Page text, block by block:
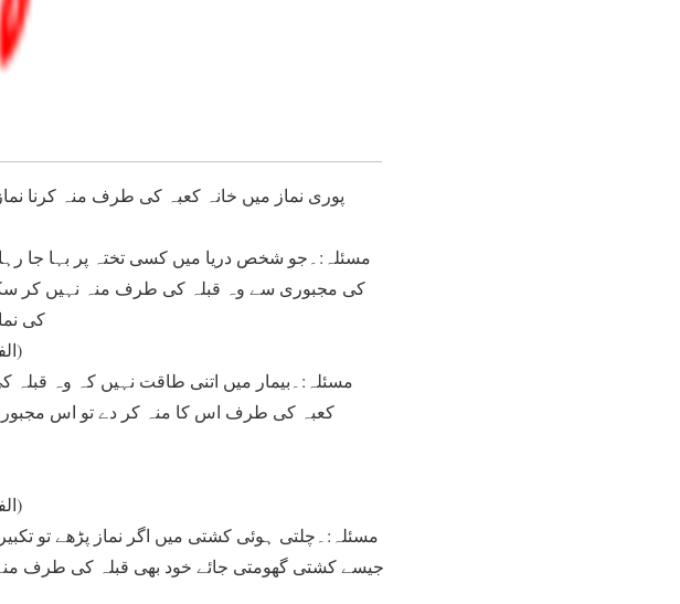
مسئلہ:۔جو شخص دریا میں کسی تختہ پر بہا جا
کی مجبوری سے وہ قبلہ کی طرف منہ نہیں کر
کی
(الفتاوی الھندیۃ ، الباب الثالث، الفصل الثالث فی استقبال القبلۃ،ج۱،ص۶۳)
مسئلہ:۔بیمار میں اتنی طاقت نہیں کہ وہ
کعبہ کی طرف اس کا منہ کر دے تو اس
(الفتاوی الھندیۃ ، الباب الثالث، الفصل الثالث فی استقبال القبلۃ،ج۱،ص۶۳)
مسئلہ:۔چلتی ہوئی کشتی میں اگر نماز پڑھے تو
جیسے کشتی گھومتی جائے خود بھی قبلہ کی طرف